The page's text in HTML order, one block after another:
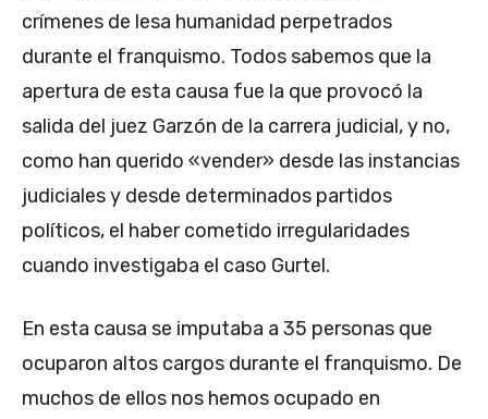
crímenes de lesa humanidad perpetrados
durante el franquismo. Todos sabemos que la
apertura de esta causa fue la que provocó la
salida del juez Garzón de la carrera judicial, y no,
como han querido «vender» desde las instancias
judiciales y desde determinados partidos
políticos, el haber cometido irregularidades
cuando investigaba el caso Gurtel.
En esta causa se imputaba a 35 personas que
ocuparon altos cargos durante el franquismo. De
muchos de ellos nos hemos ocupado en